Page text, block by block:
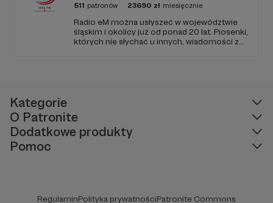
511 patronów 23690 zł miesięcznie
Radio eM można usłyszeć w województwie
śląskim i okolicy już od ponad 20 lat. Piosenki,
których nie słychać u innych, wiadomości z
Kategorie
O Patronite
Dodatkowe produkty
Pomoc
RegulaminPolityka prywatnościPatronite Commons